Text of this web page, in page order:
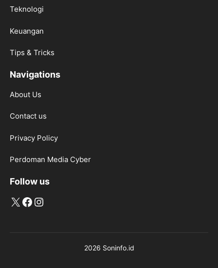
Teknologi
Keuangan
Tips & Tricks
Navigations
About Us
Contact us
Privacy Policy
Perdoman Media Cyber
Follow us
X Facebook
Instagram
2026 Soninfo.id